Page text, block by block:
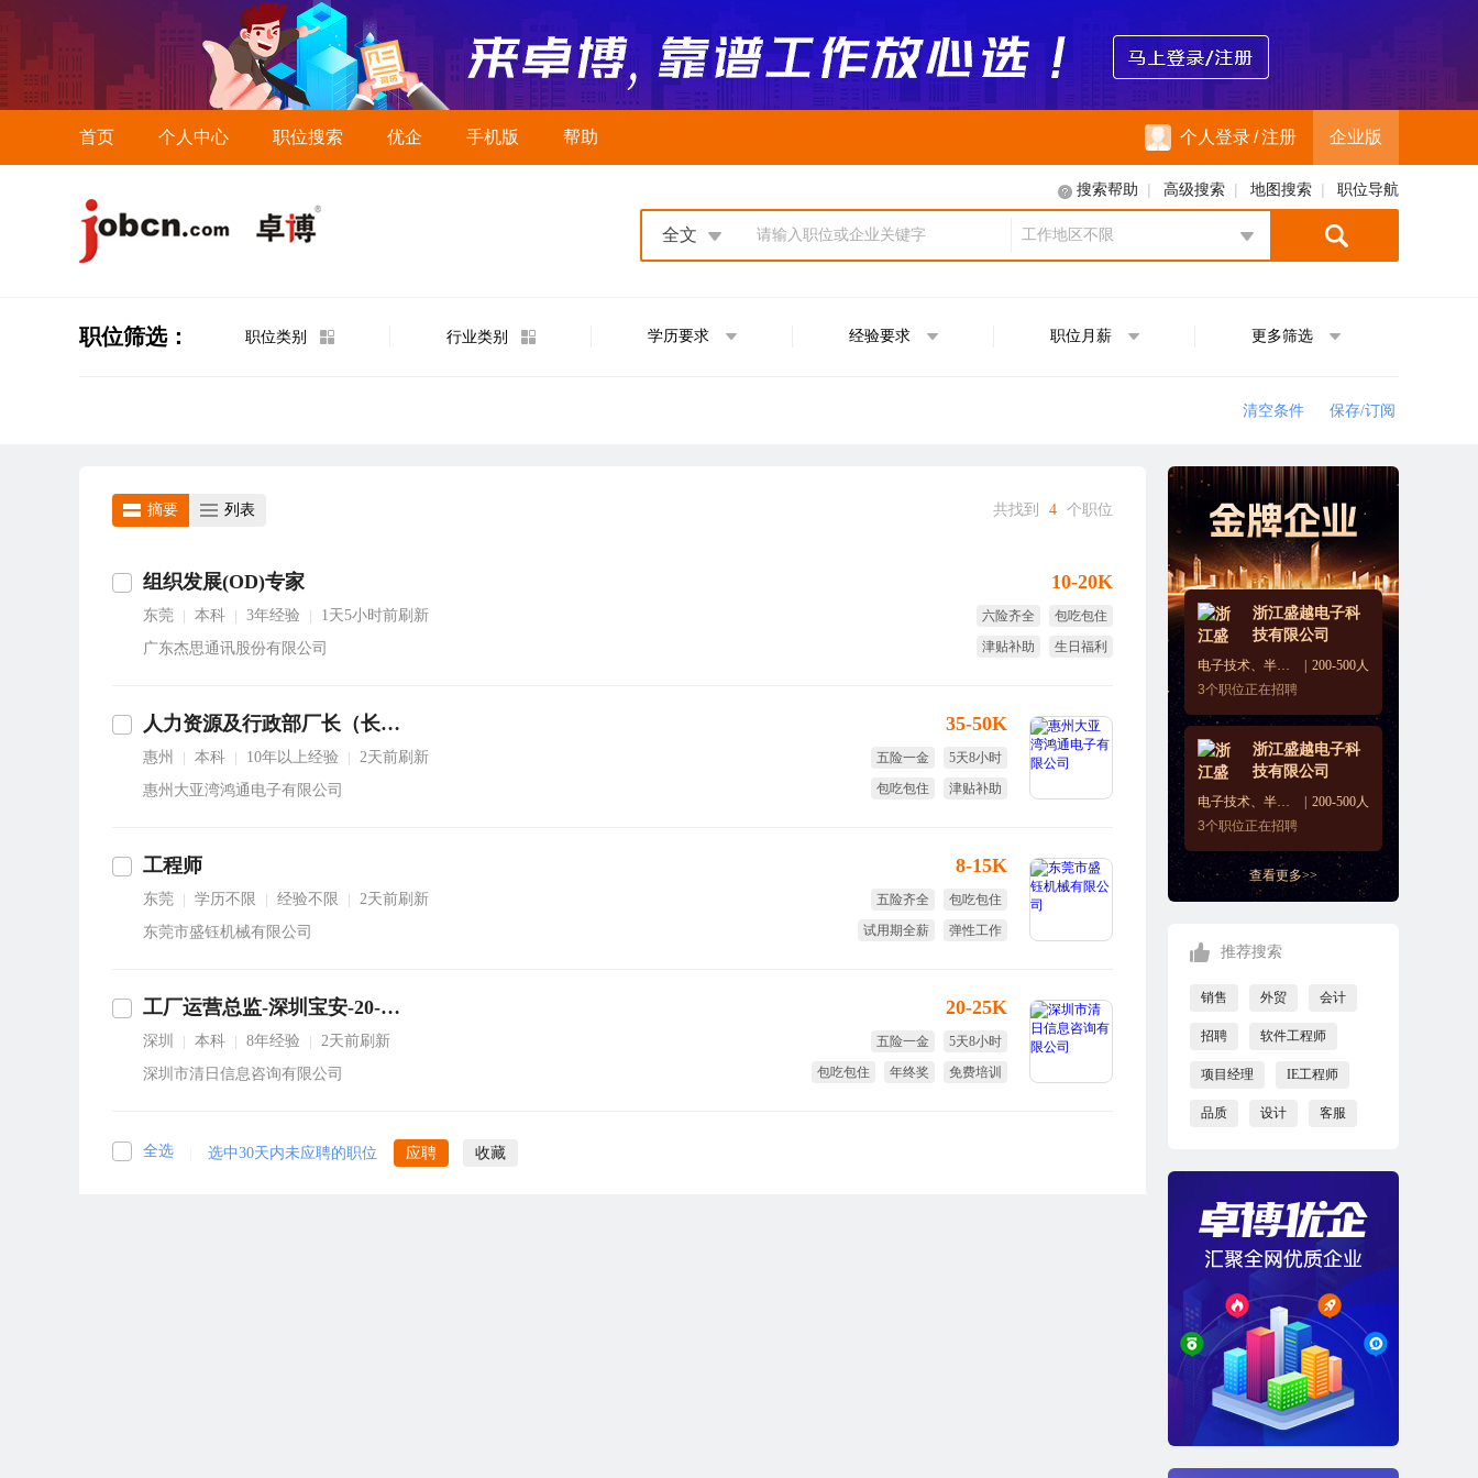
首页 个人中心 职位搜索 优企 手机版 帮助 个人登录/注册 企业版
搜索帮助 | 高级搜索 | 地图搜索 | 职位导航
请输入职位或企业关键字
全文 工作地区不限
职位筛选： 职位类别 行业类别 学历要求 经验要求 职位月薪 更多筛选
清空条件 保存/订阅
浙江盛越电子科
技有限公司
电子技术、半导体、集成电路
200-500人
3个职位正在招聘
浙江盛越电子科
技有限公司
电子技术、半导体、集成电路
200-500人
3个职位正在招聘
查看更多>>
推荐搜索
销售 外贸 会计
招聘 软件工程师
项目经理 IE工程师
品质 设计 客服
摘要 列表 共找到 4 个职位
组织发展(OD)专家
东莞 本科 3年经验
1天5小时前刷新
广东杰思通讯股份有限公司
10-20K
六险齐全
包吃包住
津贴补助
生日福利
人力资源及行政部厂长（长驻越南）
惠州 本科 10年以上经验
2天前刷新
惠州大亚湾鸿通电子有限公司
35-50K
五险一金
5天8小时
包吃包住
津贴补助
工程师
东莞 学历不限 经验不限
2天前刷新
东莞市盛钰机械有限公司
8-15K
五险齐全
包吃包住
试用期全薪
弹性工作
工厂运营总监-深圳宝安-20-25K
深圳 本科 8年经验
2天前刷新
深圳市清日信息咨询有限公司
20-25K
五险一金
5天8小时
包吃包住
年终奖
免费培训
全选 选中30天内未应聘的职位 应聘 收藏